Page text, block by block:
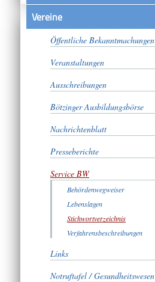
VereineSatzungen
Öffentliche Bekanntmachungen
Veranstaltungen
Ausschreibungen
Bötzinger Ausbildungsbörse
Nachrichtenblatt
Presseberichte
Service BW
Behördenwegweiser
Lebenslagen
Stichwortverzeichnis
Verfahrensbeschreibungen
Links
Notruftafel / Gesundheitswesen